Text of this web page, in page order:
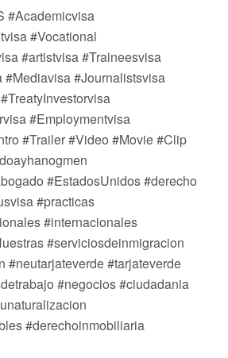
#Academicvisa
#Vocational
#artistvisa #Traineesvisa
#Mediavisa #Journalistsvisa
#Employmentvisa
#Trailer #Video #Movie #Clip
#EstadosUnidos #derecho
#practicas
#internacionales
#serviciosdeinmigracion
#neutarjateverde #tarjateverde
#negocios #ciudadania
#derechoinmobiliaria